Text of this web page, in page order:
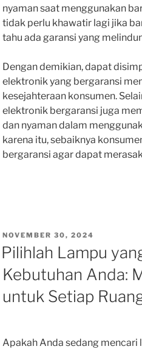
nyaman saat menggunakan
tidak perlu khawatir lagi jika
tahu ada garansi yang
Dengan demikian, dapat
elektronik yang bergaransi
kesejahteraan konsumen.
elektronik bergaransi juga
dan nyaman dalam
karena itu, sebaiknya
bergaransi agar dapat
POSTED
NOVEMBER 30, 2024
Pilihlah Lampu
Kebutuhan Anda:
untuk Setiap
Apakah Anda sedang mencari